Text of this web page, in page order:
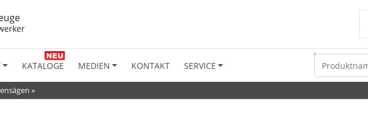
KATALOGE MEDIEN KONTAKT SERVICE
»